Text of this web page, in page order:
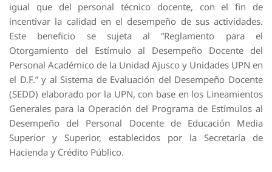
igual que del personal técnico docente, con el fin de
incentivar la calidad en el desempeño de sus actividades.
Este beneficio se sujeta al “Reglamento para el
Otorgamiento del Estímulo al Desempeño Docente del
Personal Académico de la Unidad Ajusco y Unidades UPN en
el D.F.” y al Sistema de Evaluación del Desempeño Docente
(SEDD) elaborado por la UPN, con base en los Lineamientos
Generales para la Operación del Programa de Estímulos al
Desempeño del Personal Docente de Educación Media
Superior y Superior, establecidos por la Secretaría de
Hacienda y Crédito Público.